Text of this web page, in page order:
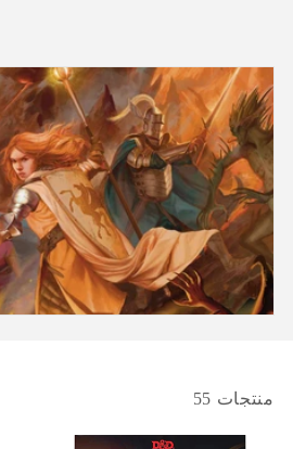
55 منتجات